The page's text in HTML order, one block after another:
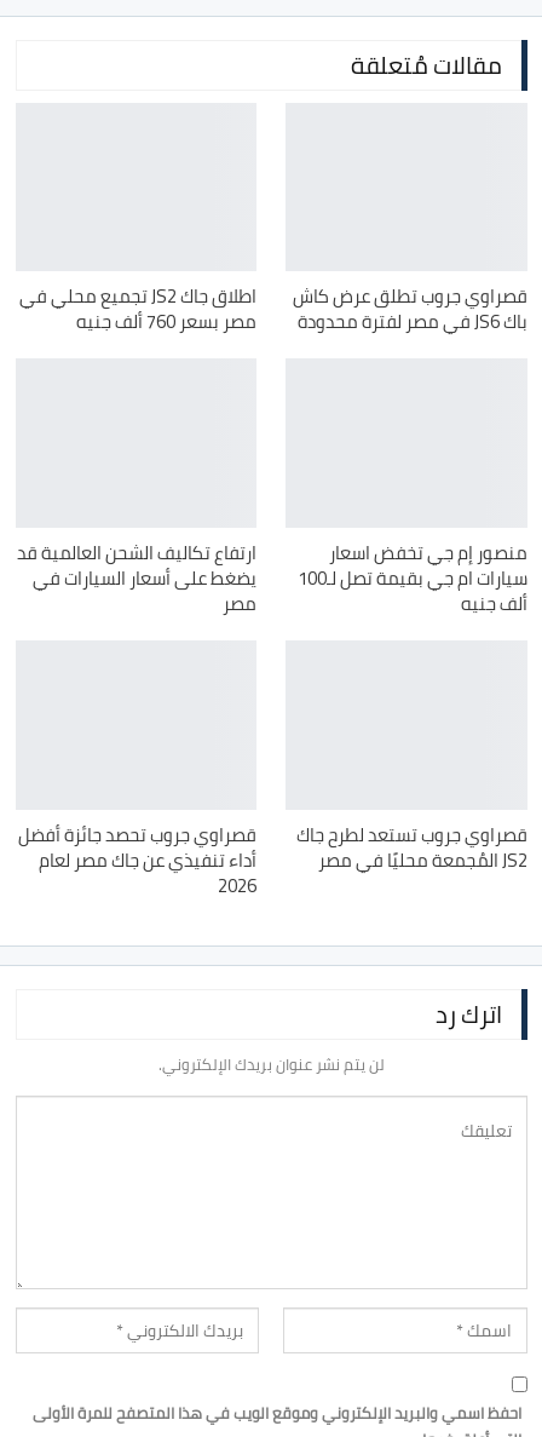
مقالات مُتعلقة
قصراوي جروب تطلق عرض كاش
باك JS6 في مصر لفترة محدودة
اطلاق جاك JS2 تجميع محلي في
مصر بسعر 760 ألف جنيه
منصور إم جي تخفض اسعار
سيارات ام جي بقيمة تصل لـ100
ألف جنيه
ارتفاع تكاليف الشحن العالمية قد
يضغط على أسعار السيارات في
مصر
قصراوي جروب تستعد لطرح جاك
JS2 المُجمعة محليًا في مصر
قصراوي جروب تحصد جائزة أفضل
أداء تنفيذي عن جاك مصر لعام
2026
اترك رد
لن يتم نشر عنوان بريدك الإلكتروني.
احفظ اسمي والبريد الإلكتروني وموقع الويب في هذا المتصفح للمرة الأولى